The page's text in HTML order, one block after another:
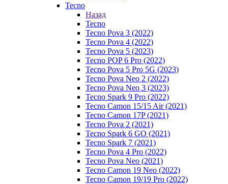
Tecno
Назад
Tecno
Tecno Pova 3 (2022)
Tecno Pova 4 (2022)
Tecno Pova 5 (2023)
Tecno POP 6 Pro (2022)
Tecno Pova 5 Pro 5G (2023)
Tecno Pova Neo 2 (2022)
Tecno Pova Neo 3 (2023)
Tecno Spark 9 Pro (2022)
Tecno Camon 15/15 Air (2021)
Tecno Camon 17P (2021)
Tecno Pova 2 (2021)
Tecno Spark 6 GO (2021)
Tecno Spark 7 (2021)
Tecno Pova 4 Pro (2022)
Tecno Pova Neo (2021)
Tecno Camon 19 Neo (2022)
Tecno Camon 19/19 Pro (2022)